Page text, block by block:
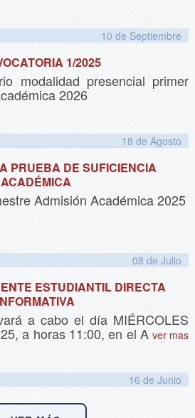
10 de Septiembre
1/2025
modalidad presencial primer
2026
18 deAgosto
PRUEBA DE SUFICIENCIA
ACADÉMICA
Admisión Académica 2025
08 deJulio
ESTUDIANTIL DIRECTA
a cabo el día MIÉRCOLES
a horas 11:00, en el A ver mas
16 deJunio